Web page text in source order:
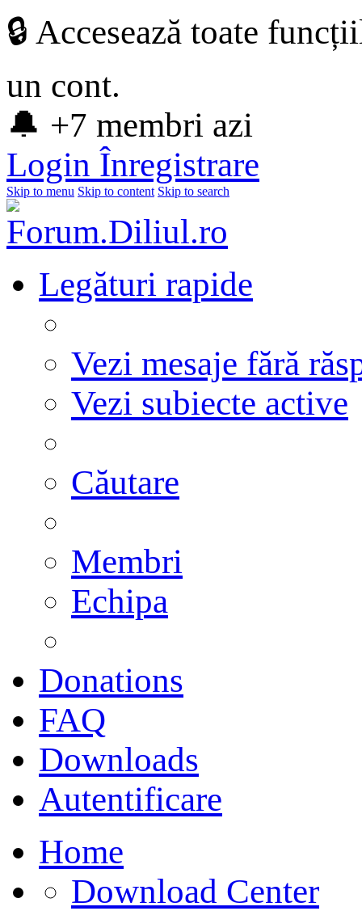
🔒 Accesează toate
un cont.
🔔 +7 membri azi
Login Înregistrare
Skip to menu Skip to content Skip to search
Legături rapide
Vezi mesaje fără
Vezi subiecte active
Căutare
Membri
Echipa
Donations
FAQ
Downloads
Autentificare
Home
Download Center